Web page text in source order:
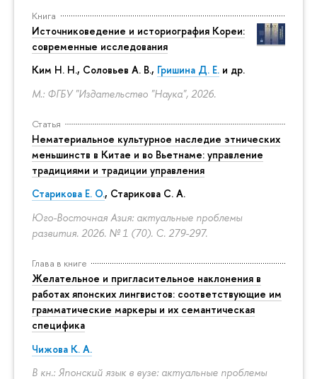
Книга
Источниковедение и историография Кореи:
современные исследования
Ким Н. Н., Соловьев А. В., Гришина Д. Е. и др.
М.: ФГБУ "Издательство "Наука", 2026.
Статья
Нематериальное культурное наследие этнических
меньшинств в Китае и во Вьетнаме: управление
традициями и традиции управления
Старикова Е. О., Старикова С. А.
Юго-Восточная Азия: актуальные проблемы
развития. 2026. № 1 (70). С. 279-297.
Глава в книге
Желательное и пригласительное наклонения в
работах японских лингвистов: соответствующие им
грамматические маркеры и их семантическая
специфика
Чижова К. А.
В кн.: Японский язык в вузе: актуальные проблемы